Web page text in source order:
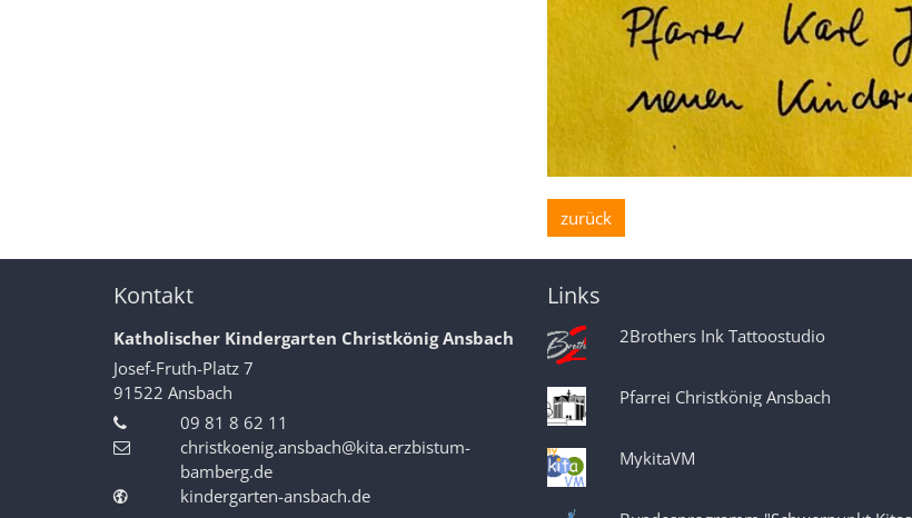
zurück
Kontakt
Katholischer Kindergarten Christkönig Ansbach
Josef-Fruth-Platz 7
91522 Ansbach
09 81 8 62 11
christkoenig.ansbach@kita.erzbistum-
bamberg.de
kindergarten-ansbach.de
Links
2Brothers Ink Tattoostudio
Pfarrei Christkönig Ansbach
MykitaVM